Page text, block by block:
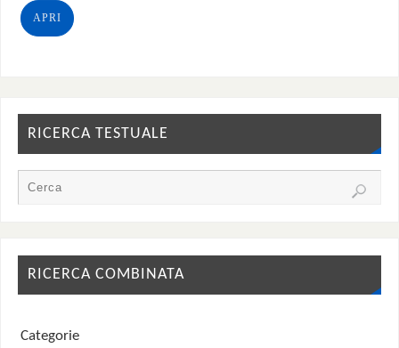
APRI
RICERCA TESTUALE
RICERCA COMBINATA
Categorie